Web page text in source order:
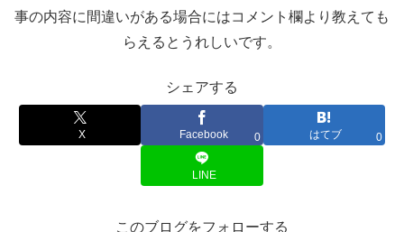
事の内容に間違いがある場合にはコメント欄より教えても
らえるとうれしいです。
シェアする
X Facebook 0 はてブ 0
LINE
このブログをフォローする